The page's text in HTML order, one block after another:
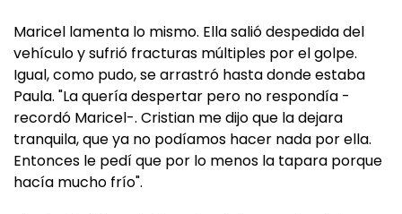
Maricel lamenta lo mismo. Ella salió despedida del
vehículo y sufrió fracturas múltiples por el golpe.
Igual, como pudo, se arrastró hasta donde estaba
Paula. "La quería despertar pero no respondía -
recordó Maricel-. Cristian me dijo que la dejara
tranquila, que ya no podíamos hacer nada por ella.
Entonces le pedí que por lo menos la tapara porque
hacía mucho frío".